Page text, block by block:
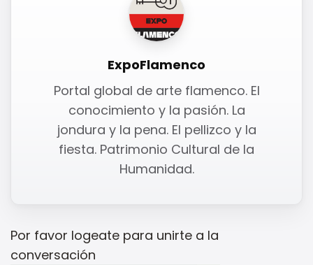
ExpoFlamenco
Portal global de arte flamenco. El
conocimiento y la pasión. La
jondura y la pena. El pellizco y la
fiesta. Patrimonio Cultural de la
Humanidad.
Por favor logeate para unirte a la
conversación